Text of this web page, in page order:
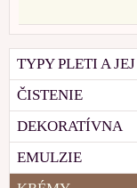
TYPY PLETI A
ČISTENIE
DEKORATÍVNA
EMULZIE